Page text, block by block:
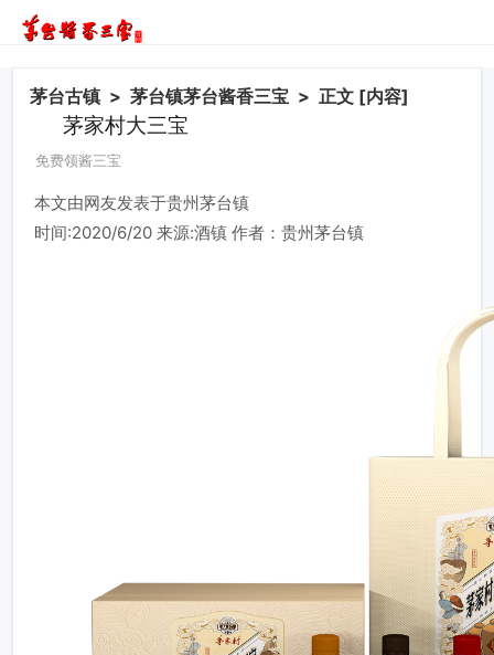
茅台古镇 >茅台镇茅台酱香三宝 > 正文 [内容]
茅家村大三宝
免费领酱三宝
本文由网友发表于贵州茅台镇
时间:2020/6/20 来源:酒镇 作者：贵州茅台镇